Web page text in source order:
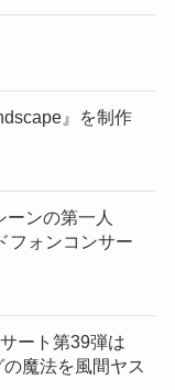
』を制作
ーンの第一人
フォンコンサー
ート第39弾は
魔法を風間ヤス